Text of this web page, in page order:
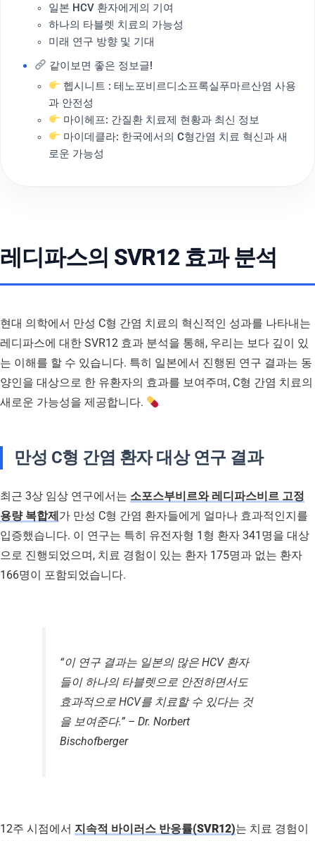
일본 HCV 환자에게의 기여
하나의 타블렛 치료의 가능성
미래 연구 방향 및 기대
같이보면 좋은 정보글!
헵시니트 : 테노포비르디소프록실푸마르산염 사용
과 안전성
마이헤프: 간질환 치료제 현황과 최신 정보
마이데클라: 한국에서의 C형간염 치료 혁신과 새
로운 가능성
레디파스의 SVR12 효과 분석
현대 의학에서 만성 C형 간염 치료의 혁신적인 성과를 나타내는
레디파스에 대한 SVR12 효과 분석을 통해, 우리는 보다 깊이 있
는 이해를 할 수 있습니다. 특히 일본에서 진행된 연구 결과는 동
양인을 대상으로 한 유환자의 효과를 보여주며, C형 간염 치료의
새로운 가능성을 제공합니다.
만성 C형 간염 환자 대상 연구 결과
최근 3상 임상 연구에서는 소포스부비르와 레디파스비르 고정
용량 복합제 가 만성 C형 간염 환자들에게 얼마나 효과적인지를
입증했습니다. 이 연구는 특히 유전자형 1형 환자 341명을 대상
으로 진행되었으며, 치료 경험이 있는 환자 175명과 없는 환자
166명이 포함되었습니다.
“이 연구 결과는 일본의 많은 HCV 환자
들이 하나의 타블렛으로 안전하면서도
효과적으로 HCV를 치료할 수 있다는 것
을 보여준다.” – Dr. Norbert
Bischofberger
12주 시점에서 지속적 바이러스 반응률(SVR12)는 치료 경험이